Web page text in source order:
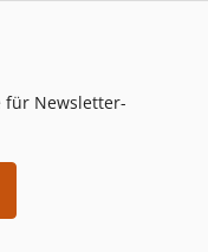
für Newsletter-